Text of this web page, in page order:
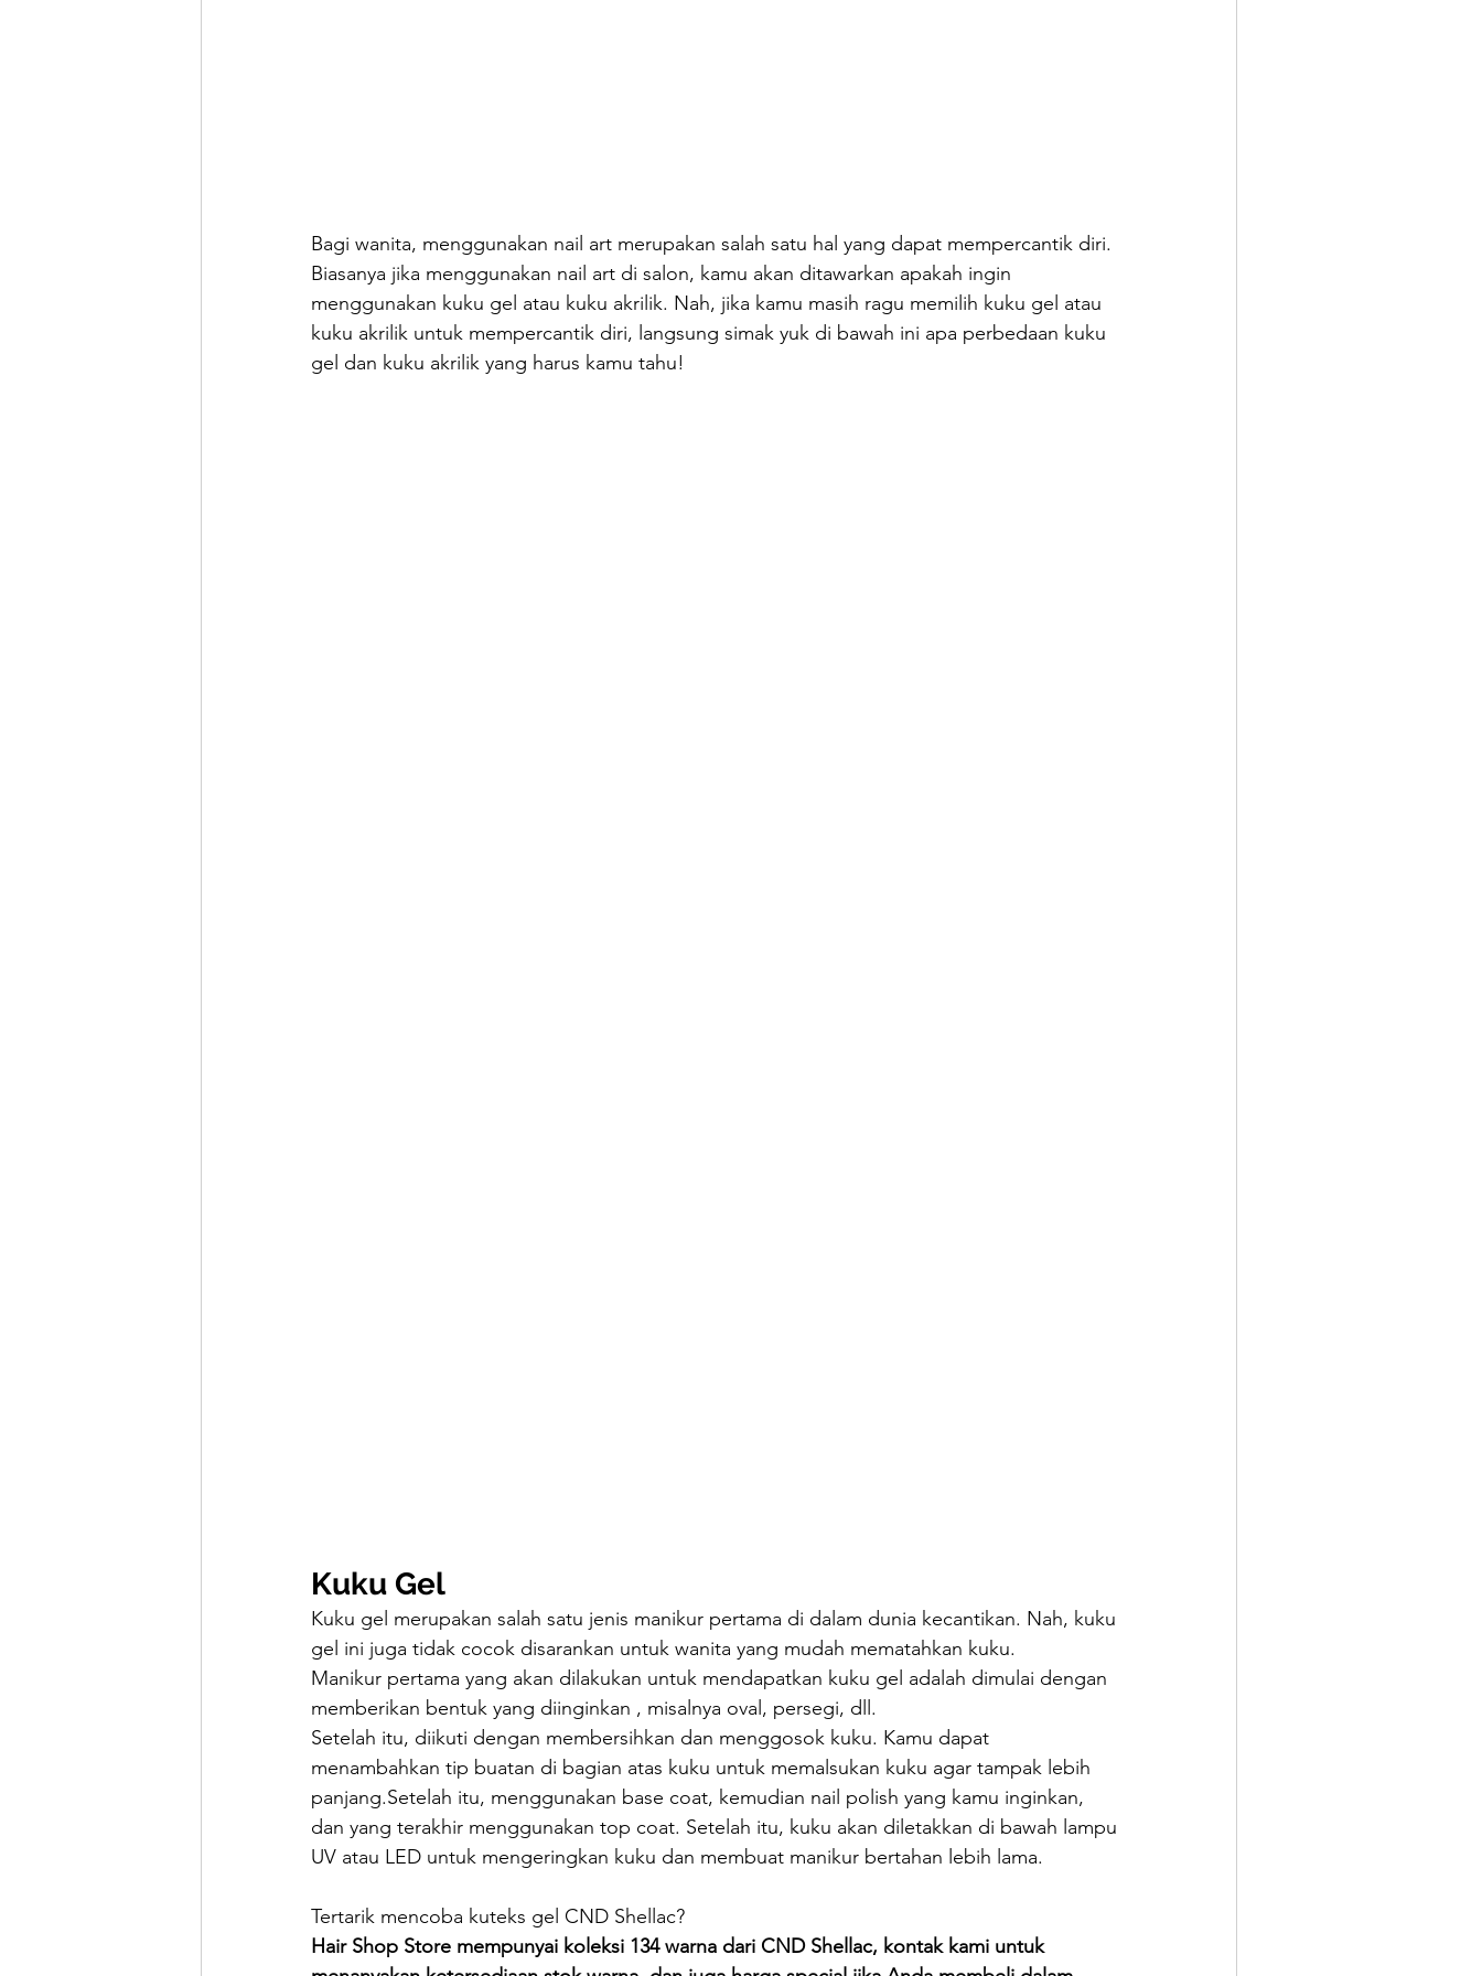
Bagi wanita, menggunakan nail art merupakan salah satu hal yang dapat mempercantik diri.
Biasanya jika menggunakan nail art di salon, kamu akan ditawarkan apakah ingin
menggunakan kuku gel atau kuku akrilik. Nah, jika kamu masih ragu memilih kuku gel atau
kuku akrilik untuk mempercantik diri, langsung simak yuk di bawah ini apa perbedaan kuku
gel dan kuku akrilik yang harus kamu tahu!
Kuku Gel
Kuku gel merupakan salah satu jenis manikur pertama di dalam dunia kecantikan. Nah, kuku
gel ini juga tidak cocok disarankan untuk wanita yang mudah mematahkan kuku.
Manikur pertama yang akan dilakukan untuk mendapatkan kuku gel adalah dimulai dengan
memberikan bentuk yang diinginkan , misalnya oval, persegi, dll.
Setelah itu, diikuti dengan membersihkan dan menggosok kuku. Kamu dapat
menambahkan tip buatan di bagian atas kuku untuk memalsukan kuku agar tampak lebih
panjang.Setelah itu, menggunakan base coat, kemudian nail polish yang kamu inginkan,
dan yang terakhir menggunakan top coat. Setelah itu, kuku akan diletakkan di bawah lampu
UV atau LED untuk mengeringkan kuku dan membuat manikur bertahan lebih lama.
Tertarik mencoba kuteks gel CND Shellac?
Hair Shop Store mempunyai koleksi 134 warna dari CND Shellac, kontak kami untuk